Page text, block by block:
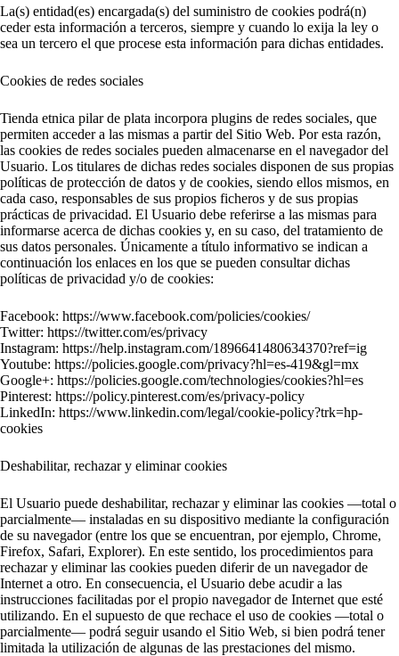
La(s) entidad(es) encargada(s) del suministro de cookies podrá(n)
ceder esta información a terceros, siempre y cuando lo exija la ley o
sea un tercero el que procese esta información para dichas entidades.
Cookies de redes sociales
Tienda etnica pilar de plata incorpora plugins de redes sociales, que
permiten acceder a las mismas a partir del Sitio Web. Por esta razón,
las cookies de redes sociales pueden almacenarse en el navegador del
Usuario. Los titulares de dichas redes sociales disponen de sus propias
políticas de protección de datos y de cookies, siendo ellos mismos, en
cada caso, responsables de sus propios ficheros y de sus propias
prácticas de privacidad. El Usuario debe referirse a las mismas para
informarse acerca de dichas cookies y, en su caso, del tratamiento de
sus datos personales. Únicamente a título informativo se indican a
continuación los enlaces en los que se pueden consultar dichas
políticas de privacidad y/o de cookies:
Facebook: https://www.facebook.com/policies/cookies/
Twitter: https://twitter.com/es/privacy
Instagram: https://help.instagram.com/1896641480634370?ref=ig
Youtube: https://policies.google.com/privacy?hl=es-419&gl=mx
Google+: https://policies.google.com/technologies/cookies?hl=es
Pinterest: https://policy.pinterest.com/es/privacy-policy
LinkedIn: https://www.linkedin.com/legal/cookie-policy?trk=hp-
cookies
Deshabilitar, rechazar y eliminar cookies
El Usuario puede deshabilitar, rechazar y eliminar las cookies —total o
parcialmente— instaladas en su dispositivo mediante la configuración
de su navegador (entre los que se encuentran, por ejemplo, Chrome,
Firefox, Safari, Explorer). En este sentido, los procedimientos para
rechazar y eliminar las cookies pueden diferir de un navegador de
Internet a otro. En consecuencia, el Usuario debe acudir a las
instrucciones facilitadas por el propio navegador de Internet que esté
utilizando. En el supuesto de que rechace el uso de cookies —total o
parcialmente— podrá seguir usando el Sitio Web, si bien podrá tener
limitada la utilización de algunas de las prestaciones del mismo.